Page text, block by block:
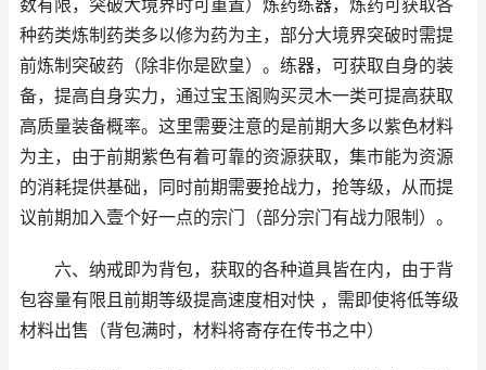
数有限，突破大境界时可重置）炼药练器，炼药可获取各
种药类炼制药类多以修为药为主，部分大境界突破时需提
前炼制突破药（除非你是欧皇）。练器，可获取自身的装
备，提高自身实力，通过宝玉阁购买灵木一类可提高获取
高质量装备概率。这里需要注意的是前期大多以紫色材料
为主，由于前期紫色有着可靠的资源获取，集市能为资源
的消耗提供基础，同时前期需要抢战力，抢等级，从而提
议前期加入壹个好一点的宗门（部分宗门有战力限制）。
六、纳戒即为背包，获取的各种道具皆在内，由于背
包容量有限且前期等级提高速度相对快 ，需即使将低等级
材料出售（背包满时，材料将寄存在传书之中）